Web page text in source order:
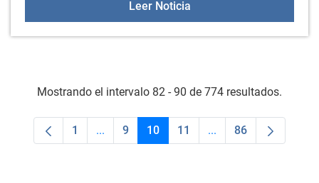
Leer NoticiaMasterclass de
Mostrando el intervalo 82 - 90 de 774 resultados.
Página
1 ...Páginas intermedias Use TAB para
Página
9 Página
10 Página
11 ...Páginas intermedias
Página
86